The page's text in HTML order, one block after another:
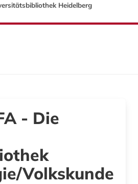
Heidelberg
- Die
Volkskunde